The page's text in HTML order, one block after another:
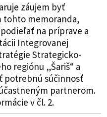
záujem byť
tohto memoranda,
na príprave a
Integrovanej
Strategicko-
regiónu „Šariš“ a
potrebnú súčinnosť
partnerom.
v čl. 2.